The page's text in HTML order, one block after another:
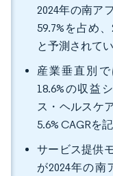
2024年の南ア
59.7%を占め
と予測されてい
産業垂直別
18.6%の収益
ス・ヘルスケ
5.6% CAGRを
サービス提供
が2024年の